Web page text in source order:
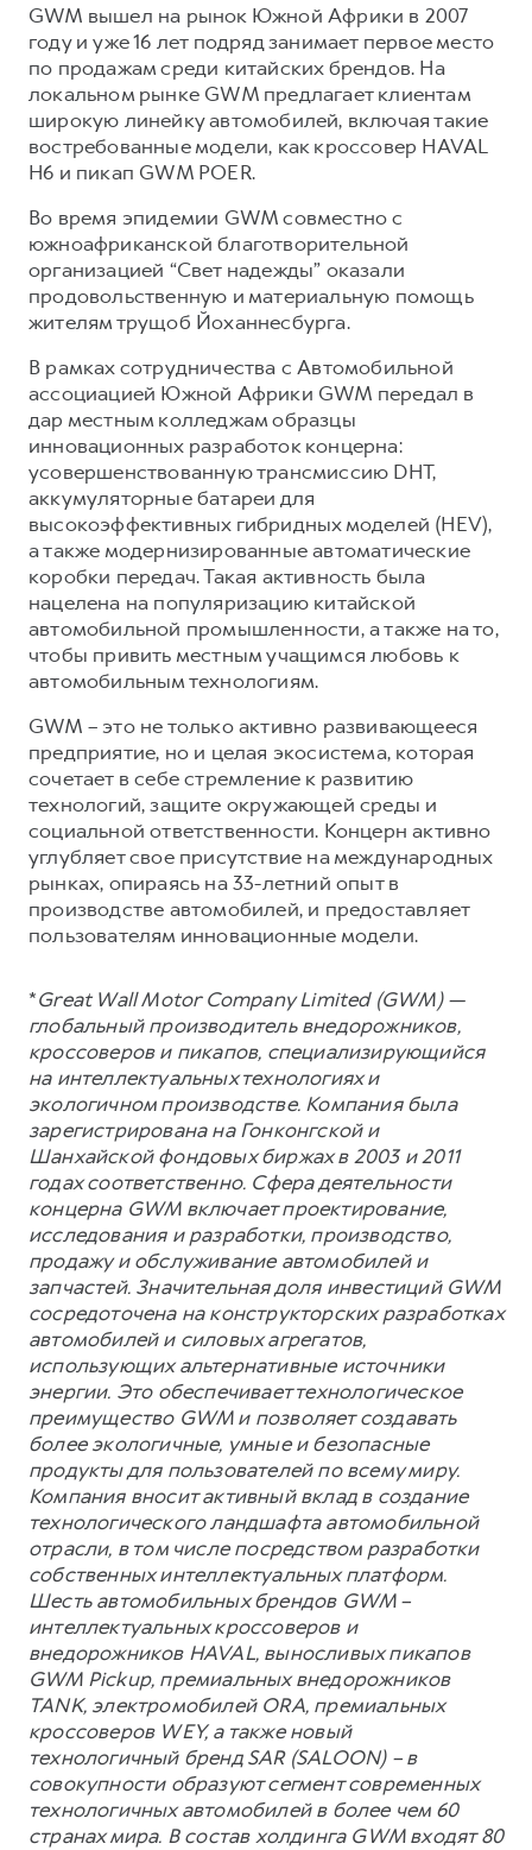
GWM вышел на рынок Южной Африки в 2007
году и уже 16 лет подряд занимает первое место
по продажам среди китайских брендов. На
локальном рынке GWM предлагает клиентам
широкую линейку автомобилей, включая такие
востребованные модели, как кроссовер HAVAL
H6 и пикап GWM POER.
Во время эпидемии GWM совместно с
южноафриканской благотворительной
организацией “Свет надежды” оказали
продовольственную и материальную помощь
жителям трущоб Йоханнесбурга.
В рамках сотрудничества с Автомобильной
ассоциацией Южной Африки GWM передал в
дар местным колледжам образцы
инновационных разработок концерна:
усовершенствованную трансмиссию DHT,
аккумуляторные батареи для
высокоэффективных гибридных моделей (HEV),
а также модернизированные автоматические
коробки передач. Такая активность была
нацелена на популяризацию китайской
автомобильной промышленности, а также на то,
чтобы привить местным учащимся любовь к
автомобильным технологиям.
GWM – это не только активно развивающееся
предприятие, но и целая экосистема, которая
сочетает в себе стремление к развитию
технологий, защите окружающей среды и
социальной ответственности. Концерн активно
углубляет свое присутствие на международных
рынках, опираясь на 33-летний опыт в
производстве автомобилей, и предоставляет
пользователям инновационные модели.
*Great Wall Motor Company Limited (GWM) —
глобальный производитель внедорожников,
кроссоверов и пикапов, специализирующийся
на интеллектуальных технологиях и
экологичном производстве. Компания была
зарегистрирована на Гонконгской и
Шанхайской фондовых биржах в 2003 и 2011
годах соответственно. Сфера деятельности
концерна GWM включает проектирование,
исследования и разработки, производство,
продажу и обслуживание автомобилей и
запчастей. Значительная доля инвестиций GWM
сосредоточена на конструкторских разработках
автомобилей и силовых агрегатов,
использующих альтернативные источники
энергии. Это обеспечивает технологическое
преимущество GWM и позволяет создавать
более экологичные, умные и безопасные
продукты для пользователей по всему миру.
Компания вносит активный вклад в создание
технологического ландшафта автомобильной
отрасли, в том числе посредством разработки
собственных интеллектуальных платформ.
Шесть автомобильных брендов GWM –
интеллектуальных кроссоверов и
внедорожников HAVAL, выносливых пикапов
GWM Pickup, премиальных внедорожников
TANK, электромобилей ORA, премиальных
кроссоверов WEY, а также новый
технологичный бренд SAR (SALOON) – в
совокупности образуют сегмент современных
технологичных автомобилей в более чем 60
странах мира. В состав холдинга GWM входят 80